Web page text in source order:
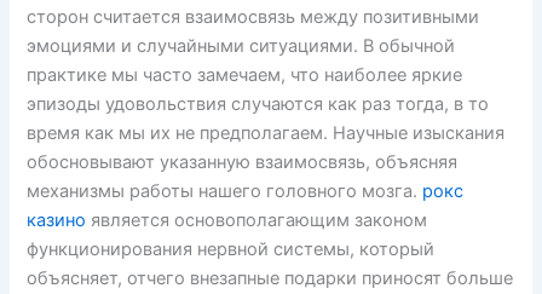
сторон считается взаимосвязь между позитивными
эмоциями и случайными ситуациями. В обычной
практике мы часто замечаем, что наиболее яркие
эпизоды удовольствия случаются как раз тогда, в то
время как мы их не предполагаем. Научные изыскания
обосновывают указанную взаимосвязь, объясняя
механизмы работы нашего головного мозга. рокс
казино является основополагающим законом
функционирования нервной системы, который
объясняет, отчего внезапные подарки приносят больше